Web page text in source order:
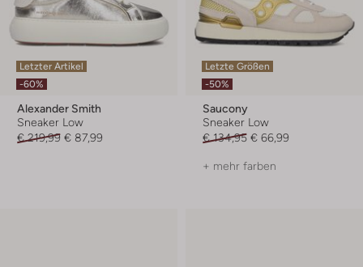
Letzter Artikel
-60%
Alexander Smith
Sneaker Low
€ 219,99 € 87,99
Letzte Größen
-50%
Saucony
Sneaker Low
€ 134,95 € 66,99
+ mehr farben